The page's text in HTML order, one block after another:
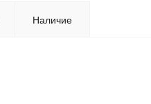
Наличие